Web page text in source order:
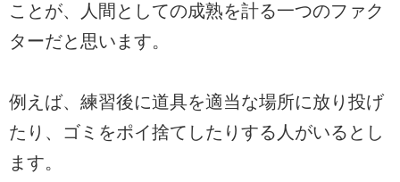
ことが、人間としての成熟を計る一つのファク
ターだと思います。
例えば、練習後に道具を適当な場所に放り投げ
たり、ゴミをポイ捨てしたりする人がいるとし
ます。